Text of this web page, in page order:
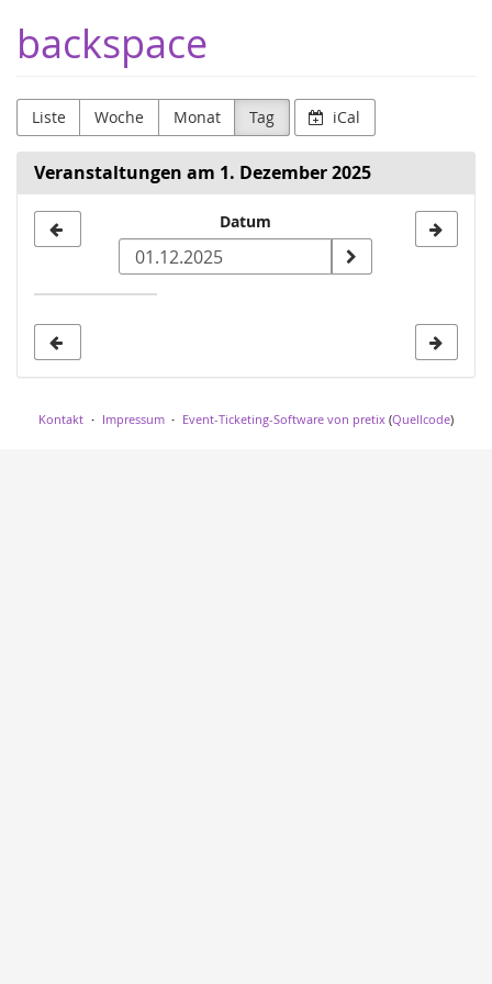
Haupt-
Inhalt
backspace
Liste Woche Monat Tag iCal
Veranstaltungen am 1. Dezember 2025
zur
Anzeige
Datum
Kontakt Impressum Event-Ticketing-Software von pretix (Quellcode)